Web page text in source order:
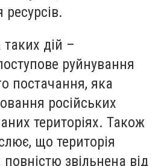
таких дій –
руйнування
постачання, яка
російських
територіях. Також
що територія
звільнена від